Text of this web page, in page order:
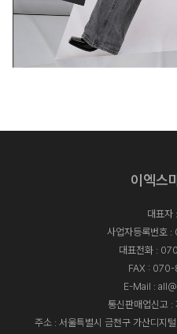
이엑스
대표자
사업자등록번
대표전화 :
FAX :
E-Mail :
통신판매업신고
주소 : 서울특별시 금천구 가산디지